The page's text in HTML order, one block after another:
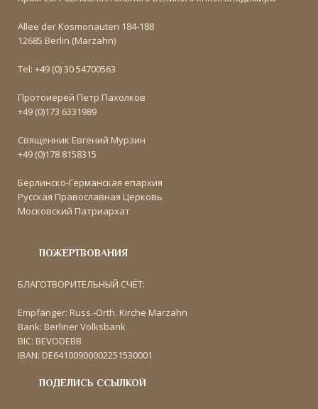
Allee der Kosmonauten 184-188
12685 Berlin (Marzahn)
Tel: +49 (0) 30 54700563
Протоиерей Петр Пахолков
+49 (0)173 6331989
Священник Евгений Мурзин
+49 (0)178 8158315
Берлинско-Германская епархия
Русская Православная Церковь
Московский Патриархат
ПОЖЕРТВОВАНИЯ
БЛАГОТВОРИТЕЛЬНЫЙ СЧЁТ:
Empfänger: Russ.-Orth. Kirche Marzahn
Bank: Berliner Volksbank
BIC: BEVODEBB
IBAN: DE64100900002251530001
ПОДЕЛИСЬ ССЫЛКОЙ